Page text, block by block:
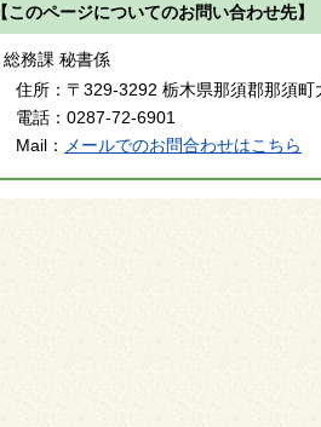
【このページについてのお問い合わせ先】
総務課 秘書係
住所： 〒329-3292 栃木県那須郡那須町
電話： 0287-72-6901
Mail：
メールでのお問合わせはこちら